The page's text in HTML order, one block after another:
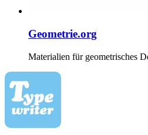
Geometrie.org
Materialien für geometrisches